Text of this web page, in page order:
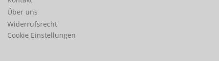
Über uns
Widerrufsrecht
Cookie Einstellungen